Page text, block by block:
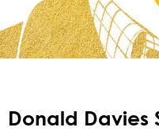
Donald Davies